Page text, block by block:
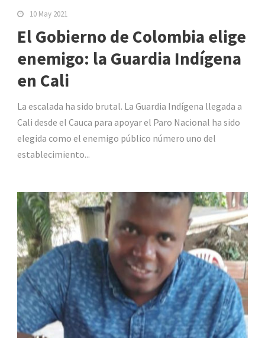
10 May 2021
El Gobierno de Colombia elige
enemigo: la Guardia Indígena
en Cali
La escalada ha sido brutal. La Guardia Indígena llegada a
Cali desde el Cauca para apoyar el Paro Nacional ha sido
elegida como el enemigo público número uno del
establecimiento...